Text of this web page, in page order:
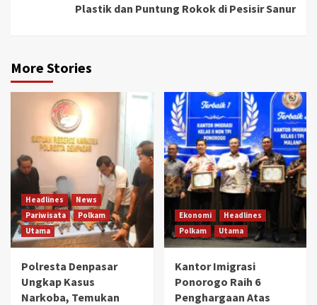
Plastik dan Puntung Rokok di Pesisir Sanur
More Stories
Headlines
News
Pariwisata
Polkam
Utama
Polresta Denpasar
Ungkap Kasus
Narkoba, Temukan
Ekonomi
Headlines
Polkam
Utama
Kantor Imigrasi
Ponorogo Raih 6
Penghargaan Atas